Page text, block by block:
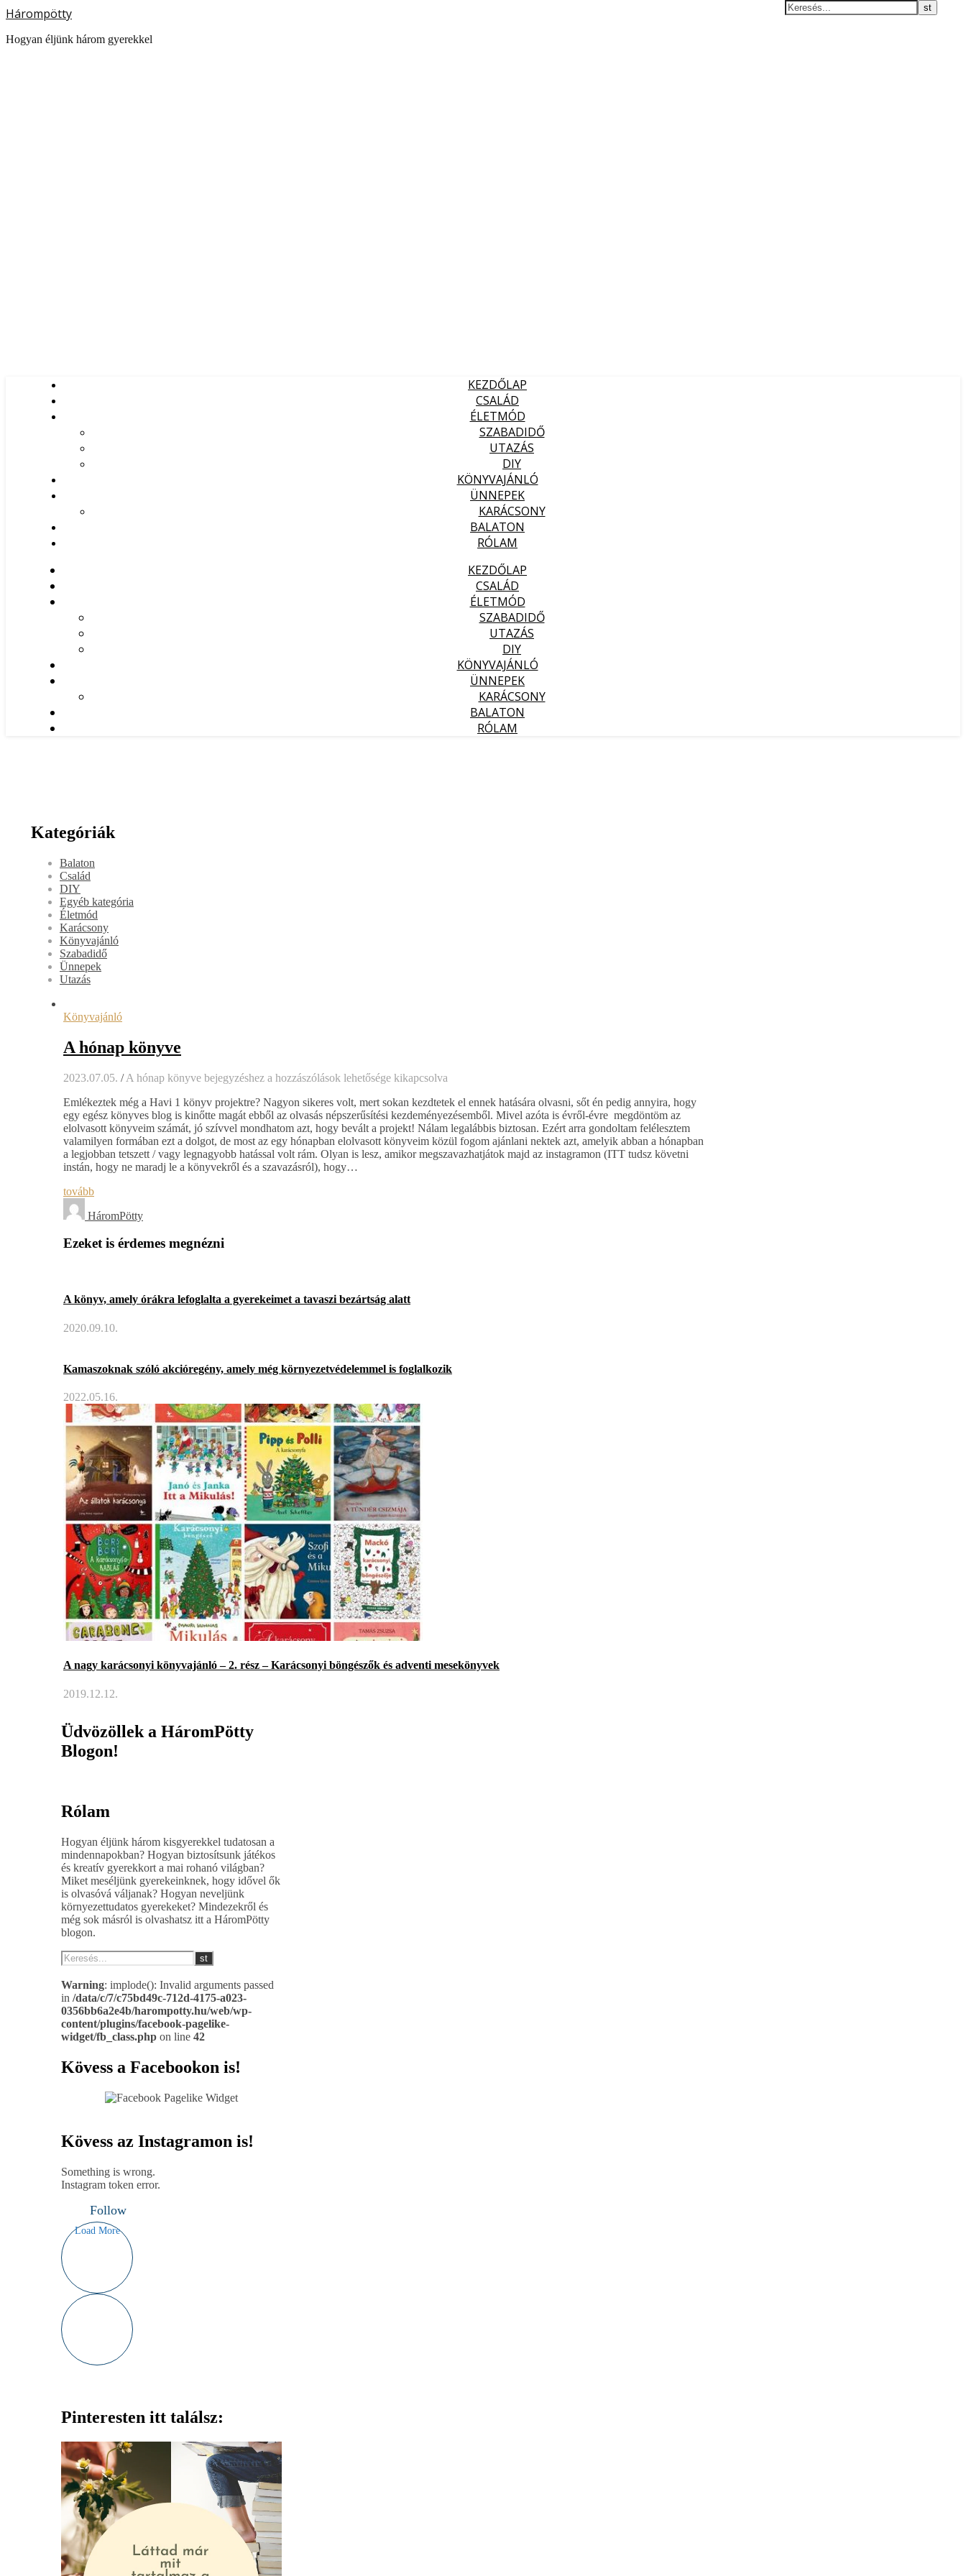
Hárompötty
Hogyan éljünk három gyerekkel
KEZDŐLAP
CSALÁD
ÉLETMÓD
SZABADIDŐ
UTAZÁS
DIY
KÖNYVAJÁNLÓ
ÜNNEPEK
KARÁCSONY
BALATON
RÓLAM
KEZDŐLAP
CSALÁD
ÉLETMÓD
SZABADIDŐ
UTAZÁS
DIY
KÖNYVAJÁNLÓ
ÜNNEPEK
KARÁCSONY
BALATON
RÓLAM
Kategóriák
Balaton
Család
DIY
Egyéb kategória
Életmód
Karácsony
Könyvajánló
Szabadidő
Ünnepek
Utazás
Könyvajánló
A hónap könyve
2023.07.05. / A hónap könyve bejegyzéshez a hozzászólások lehetősége kikapcsolva
Emlékeztek még a Havi 1 könyv projektre? Nagyon sikeres volt, mert sokan kezdtetek el ennek hatására olvasni, sőt én pedig annyira, hogy
egy egész könyves blog is kinőtte magát ebből az olvasás népszerűsítési kezdeményezésemből. Mivel azóta is évről-évre megdöntöm az
elolvasott könyveim számát, jó szívvel mondhatom azt, hogy bevált a projekt! Nálam legalábbis biztosan. Ezért arra gondoltam felélesztem
valamilyen formában ezt a dolgot, de most az egy hónapban elolvasott könyveim közül fogom ajánlani nektek azt, amelyik abban a hónapban
a legjobban tetszett / vagy legnagyobb hatással volt rám. Olyan is lesz, amikor megszavazhatjátok majd az instagramon (ITT tudsz követni
instán, hogy ne maradj le a könyvekről és a szavazásról), hogy…
tovább
HáromPötty
Ezeket is érdemes megnézni
A könyv, amely órákra lefoglalta a gyerekeimet a tavaszi bezártság alatt
2020.09.10.
Kamaszoknak szóló akcióregény, amely még környezetvédelemmel is foglalkozik
2022.05.16.
A nagy karácsonyi könyvajánló – 2. rész – Karácsonyi böngészők és adventi mesekönyvek
2019.12.12.
Üdvözöllek a HáromPötty
Blogon!
Rólam
Hogyan éljünk három kisgyerekkel tudatosan a
mindennapokban? Hogyan biztosítsunk játékos
és kreatív gyerekkort a mai rohanó világban?
Miket meséljünk gyerekeinknek, hogy idővel ők
is olvasóvá váljanak? Hogyan neveljünk
környezettudatos gyerekeket? Mindezekről és
még sok másról is olvashatsz itt a HáromPötty
blogon.
Warning: implode(): Invalid arguments passed
in /data/c/7/c75bd49c-712d-4175-a023-
0356bb6a2e4b/harompotty.hu/web/wp-
content/plugins/facebook-pagelike-
widget/fb_class.php on line 42
Kövess a Facebookon is!
Kövess az Instagramon is!
Something is wrong.
Instagram token error.
Follow
Load More
Pinteresten itt találsz: